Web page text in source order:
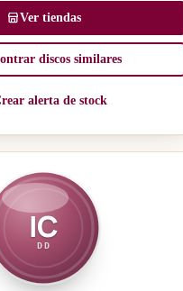
Ver tiendas
discos similares
alerta de stock
IC
DD